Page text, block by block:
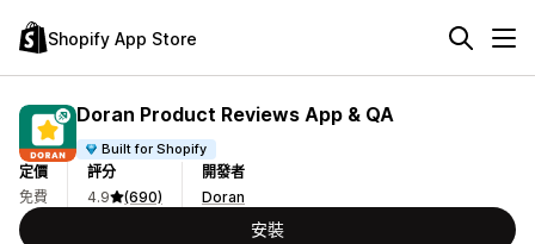
Shopify App Store
Doran Product Reviews App & QA
Built for Shopify
定價
免費
評分
4.9
(690)
開發者
Doran
安裝